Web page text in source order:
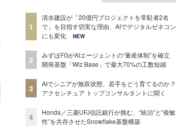
1
清水建設が「20億円プロジェクトを常駐者2名
で」を目指す切実な理由、AIでデジタルゼネコン
にも変化
NEW
2
みずほFGがAIエージェントの“量産体制”を確立
開発基盤「Wiz Base」で最大70%の工数短縮
3
AIでシニアが無双状態、若手をどう育てるのか？
アクセンチュア トップコンサルタントに聞く
4
Honda／三菱UFJ信託銀行が挑む、“統治”と“俊敏
性”を共存させたSnowflake基盤構築